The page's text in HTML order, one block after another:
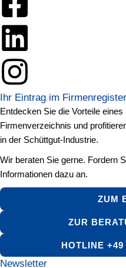
Ihr Eintrag im
Entdecken Sie die Vorteile
Firmenverzeichnis und
in der Schüttgut-Industrie.
Wir beraten Sie gerne. Fordern
Informationen dazu an.
ZUM
ZUR
HOTLINE
Newsletter